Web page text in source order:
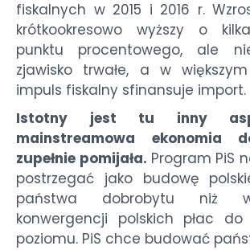
fiskalnych w 2015 i 2016 r.
krótkookresowo wyższy o
punktu procentowego, ale
zjawisko trwałe, a w
impuls fiskalny sfinansuje import.
Istotny jest tu inny
mainstreamowa ekonomia
zupełnie pomijała. Program PiS
postrzegać jako budowę
państwa dobrobytu niż
konwergencji polskich płac do
poziomu. PiS chce budować